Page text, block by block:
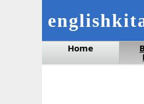
Home